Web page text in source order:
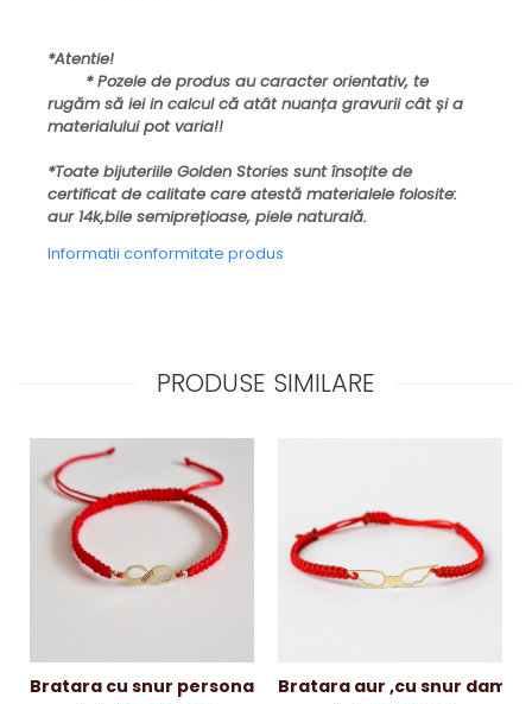
*Atentie!
* Pozele de produs au caracter orientativ, te
rugăm să iei in calcul că atât nuanța gravurii cât și a
materialului pot varia!!
*Toate bijuteriile Golden Stories sunt însoțite de
certificat de calitate care atestă materialele folosite:
aur 14k,bile semiprețioase, piele naturală.
Informatii conformitate produs
PRODUSE SIMILARE
Bratara cu snur personalizata infinit și bile de aur 14k
Bratara aur